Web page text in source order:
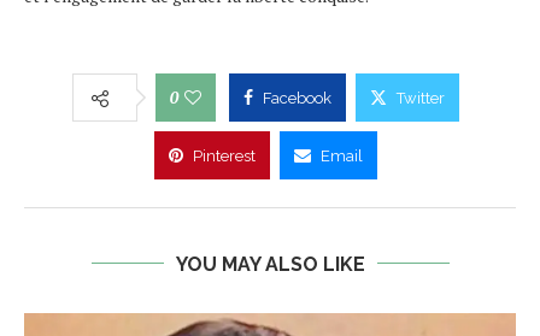
0 Facebook Twitter
Pinterest Email
YOU MAY ALSO LIKE